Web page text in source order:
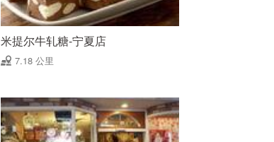
米提尔牛轧糖-宁夏店
7.18 公里